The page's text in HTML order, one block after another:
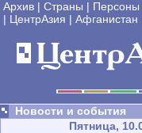
Архив | Страны | Персоны
| ЦентрАзия | Афганистан
Новости и события
Пятница,